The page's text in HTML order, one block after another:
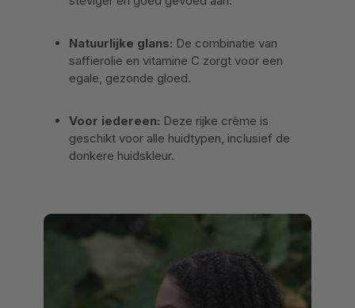
Natuurlijke glans: De combinatie van
saffierolie en vitamine C zorgt voor een
egale, gezonde gloed.
Voor iedereen: Deze rijke crème is
geschikt voor alle huidtypen, inclusief de
donkere huidskleur.